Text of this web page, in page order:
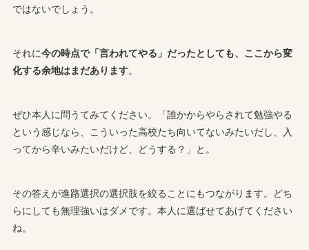
ではないでしょう。
それに今の時点で「言われてやる」だったとしても、ここから変
化する余地はまだあります。
ぜひ本人に問うてみてください。「誰かからやらされて勉強やる
という感じなら、こういった高校たち向いてないみたいだし、入
ってから辛いみたいだけど、どうする？」と。
その答えが進路選択の選択肢を絞ることにもつながります。どち
らにしても無理強いはダメです。本人に選ばせてあげてください
ね。